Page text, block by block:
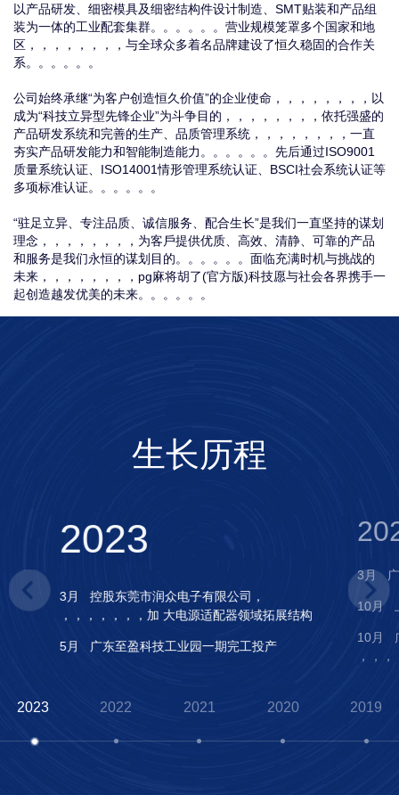
以产品研发、细密模具及细密结构件设计制造、SMT贴装和产品组
装为一体的工业配套集群。。。。。。营业规模笼罩多个国家和地
区， ，，，，，，，与全球众多着名品牌建设了恒久稳固的合作关
系。。。。。。
公司始终承继“为客户创造恒久价值”的企业使命， ，，，，，，，以
成为“科技立异型先锋企业”为斗争目的， ，，，，，，，依托强盛的
产品研发系统和完善的生产、品质管理系统， ，，，，，，，一直
夯实产品研发能力和智能制造能力。。。。。。先后通过ISO9001
质量系统认证、ISO14001情形管理系统认证、BSCI社会系统认证等
多项标准认证。。。。。。
“驻足立异、专注品质、诚信服务、配合生长”是我们一直坚持的谋划
理念， ，，，，，，，为客戶提供优质、高效、清静、可靠的产品
和服务是我们永恒的谋划目的。。。。。。面临充满时机与挑战的
未来， ，，，，，，，pg麻将胡了(官方版)科技愿与社会各界携手一
起创造越发优美的未来。。。。。。
生长历程
2023
3月
控股东莞市润众电子有限公司，
，，，，，，，加 大电源适配器领域拓展结构
5月 广东至盈科技工业园一期完工投产
3月
10月
10月
，，
2023 2022 2021 2020 2019